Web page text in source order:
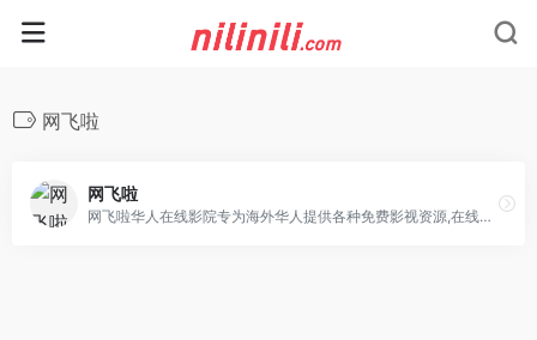
网飞啦
网飞啦
网飞啦华人在线影院专为海外华人提供各种免费影视资源,在线观看最新电影,热门影视,海外看电视剧,大陆剧,港台剧,短剧,动漫,海外华人追剧的中文影视网,来探索丰富多彩的华人影院。